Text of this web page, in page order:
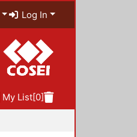
Log In
My List[0]